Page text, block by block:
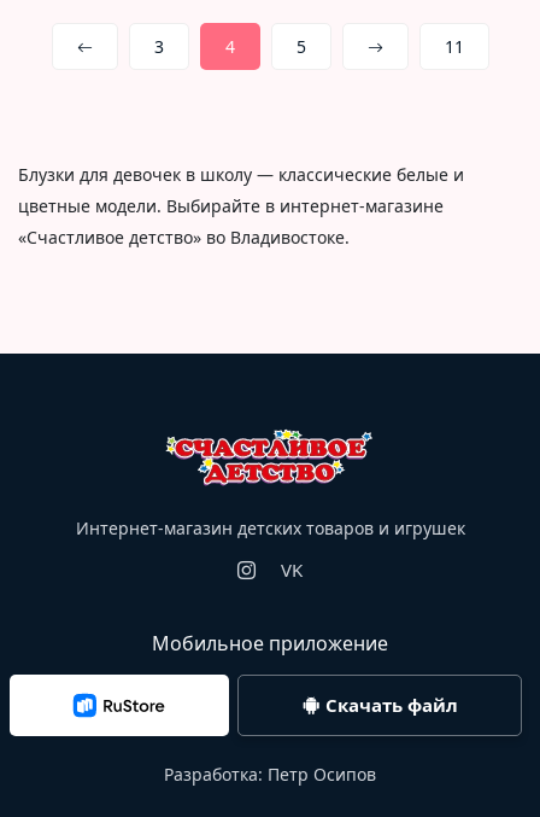
3 4 5 11
Блузки для девочек в школу — классические белые и
цветные модели. Выбирайте в интернет-магазине
«Счастливое детство» во Владивостоке.
Интернет-магазин детских товаров и игрушек
VK
Мобильное приложение
Скачать файл
Разработка: Петр Осипов